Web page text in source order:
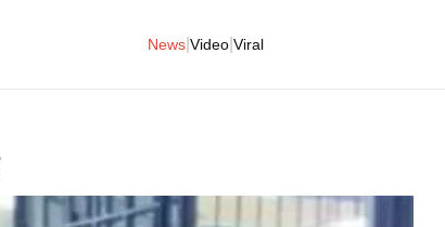
News Video Viral